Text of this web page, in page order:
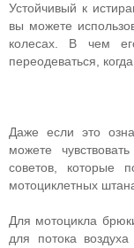
Устойчивый к
вы можете
колесах. В чем
переодеваться,
Даже если это
можете
советов, которые
мотоциклетных
Для мотоцикла
для потока